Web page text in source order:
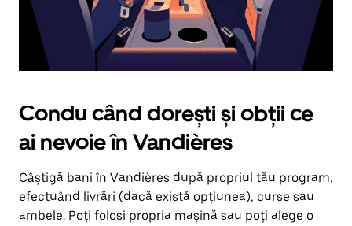
Condu când dorești și obții ce
ai nevoie în Vandières
Câștigă bani în Vandières după propriul tău program,
efectuând livrări (dacă există opțiunea), curse sau
ambele. Poți folosi propria mașină sau poți alege o